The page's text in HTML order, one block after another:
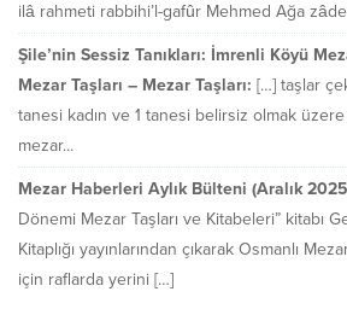
ilâ rahmeti rabbihi’l-gafûr Mehmed Ağa
Şile’nin Sessiz Tanıkları: İmrenli Köyü
Mezar Taşları – Mezar Taşları: […] taşlar
tanesi kadın ve 1 tanesi belirsiz olmak
mezar...
Mezar Haberleri Aylık Bülteni (Aralık
Dönemi Mezar Taşları ve Kitabeleri” kitabı
Kitaplığı yayınlarından çıkarak Osmanlı
için raflarda yerini […]